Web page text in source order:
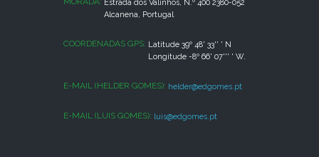
Estrada dos Valinhos, N.º 400 2380-052
Alcanena, Portugal
COORDENADAS GPS: Latitude 39º 48' 33'' ' N
Longitude -8º 66' 07''' ' W.
E-MAIL (HELDER GOMES): helder@edgomes.pt
E-MAIL (LUIS GOMES): luis@edgomes.pt